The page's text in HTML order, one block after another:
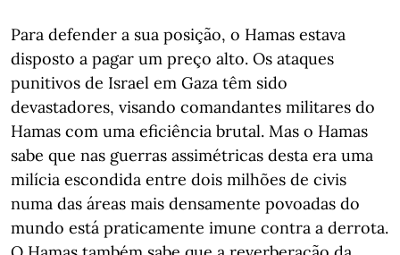
Para defender a sua posição, o Hamas estava
disposto a pagar um preço alto. Os ataques
punitivos de Israel em Gaza têm sido
devastadores, visando comandantes militares do
Hamas com uma eficiência brutal. Mas o Hamas
sabe que nas guerras assimétricas desta era uma
milícia escondida entre dois milhões de civis
numa das áreas mais densamente povoadas do
mundo está praticamente imune contra a derrota.